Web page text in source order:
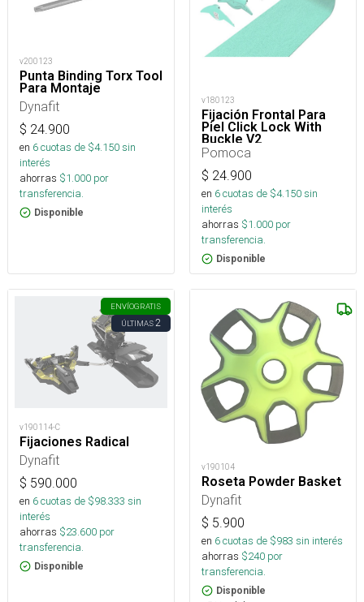
v200123
Punta Binding Torx Tool
Para Montaje
Dynafit
$ 24.900
en 6cuotas de $4.150sin
interés
ahorras $1.000 por
transferencia.
Disponible
v180123
Fijación Frontal Para
Piel Click Lock With
Buckle V2
Pomoca
$ 24.900
en 6cuotas de $4.150sin
interés
ahorras $1.000 por
transferencia.
Disponible
ENVÍOGRATIS
ÚLTIMAS2
v190114-C
Fijaciones Radical
Dynafit
$ 590.000
en 6cuotas de $98.333 sin
interés
ahorras $23.600 por
transferencia.
Disponible
v190104
Roseta Powder Basket
Dynafit
$ 5.900
en 6cuotas de $983 sin interés
ahorras $240 por
transferencia.
Disponible